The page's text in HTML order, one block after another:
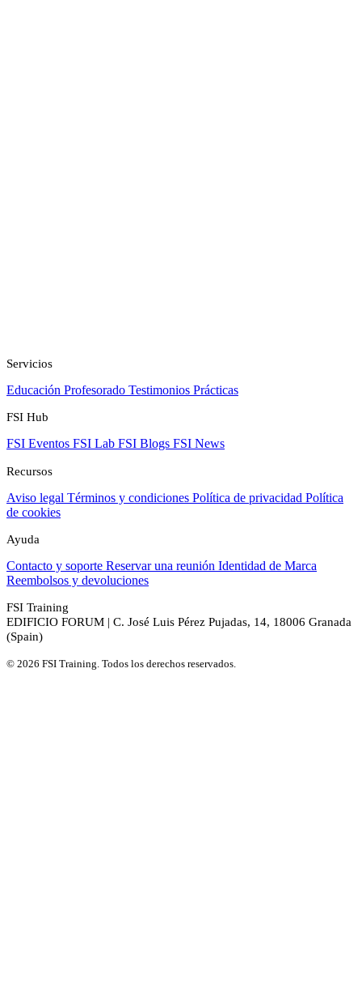
Servicios
Educación Profesorado Testimonios Prácticas
FSI Hub
FSI Eventos FSI Lab FSI Blogs FSI News
Recursos
Aviso legal Términos y condiciones Política de privacidad Política
de cookies
Ayuda
Contacto y soporte Reservar una reunión Identidad de Marca
Reembolsos y devoluciones
FSI Training
EDIFICIO FORUM | C. José Luis Pérez Pujadas, 14, 18006 Granada
(Spain)
© 2026 FSI Training. Todos los derechos reservados.